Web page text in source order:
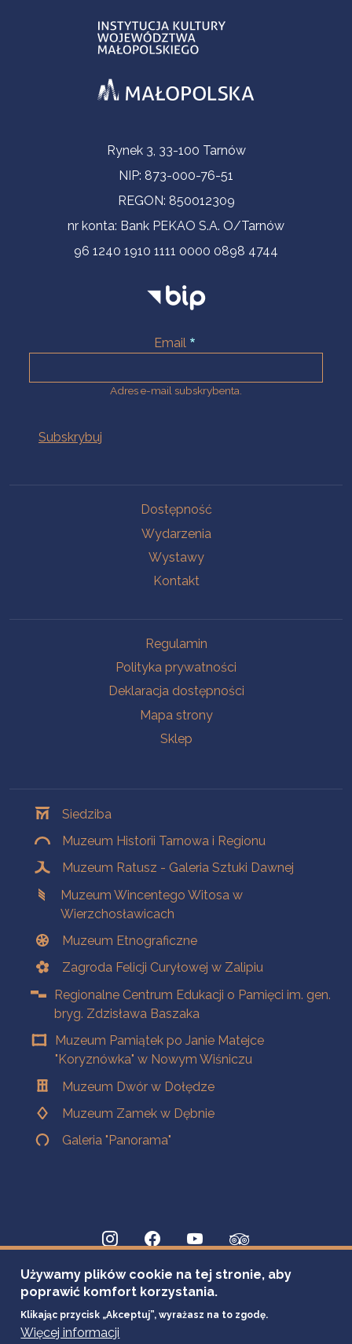
Informacje kontaktoweRynek 3, 33-100 Tarnów
NIP: 873-000-76-51
REGON: 850012309
nr konta: Bank PEKAO S.A. O/Tarnów
96 1240 1910 1111 0000 0898 4744
Email
Adres e-mail subskrybenta.
Dostępność
Wydarzenia
Wystawy
Kontakt
Regulamin
Polityka prywatności
Deklaracja dostępności
Mapa strony
Sklep
Siedziba
Muzeum Historii Tarnowa i Regionu
Muzeum Ratusz - Galeria Sztuki Dawnej
Muzeum Wincentego Witosa w
Wierzchosławicach
Muzeum Etnograficzne
Zagroda Felicji Curyłowej w Zalipiu
Regionalne Centrum Edukacji o Pamięci im. gen.
bryg. Zdzisława Baszaka
Muzeum Pamiątek po Janie Matejce
"Koryznówka" w Nowym Wiśniczu
Muzeum Dwór w Dołędze
Muzeum Zamek w Dębnie
Galeria "Panorama"
Używamy plików cookie na tej stronie, aby
poprawić komfort korzystania.
Klikając przycisk „Akceptuj”, wyrażasz na to zgodę.
Więcej informacji